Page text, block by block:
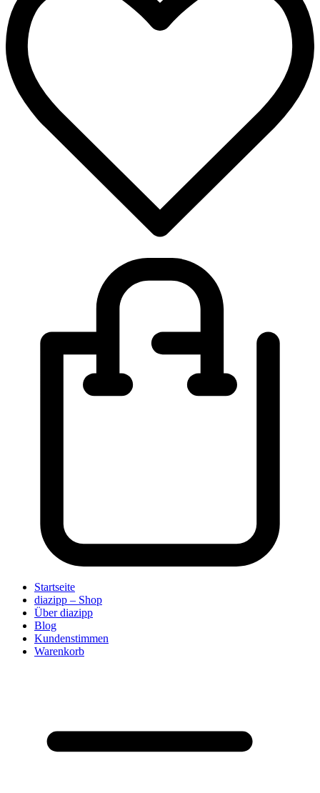
Startseite
diazipp – Shop
Über diazipp
Blog
Kundenstimmen
Warenkorb